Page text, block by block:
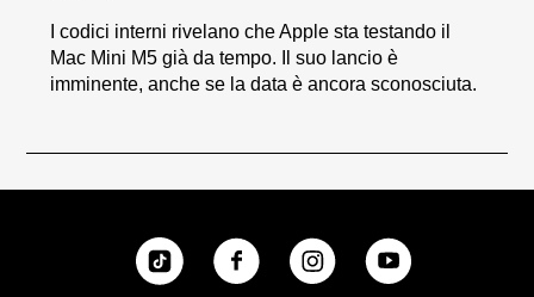
I codici interni rivelano che Apple sta testando il
Mac Mini M5 già da tempo. Il suo lancio è
imminente, anche se la data è ancora sconosciuta.